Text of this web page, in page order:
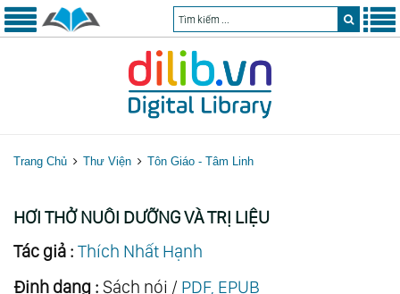
Trang Chủ Thư Viện Tôn Giáo - Tâm Linh
HƠI THỞ NUÔI DƯỠNG VÀ TRỊ LIỆU
Tác giả : Thích Nhất Hạnh
Định dạng : Sách nói / PDF, EPUB